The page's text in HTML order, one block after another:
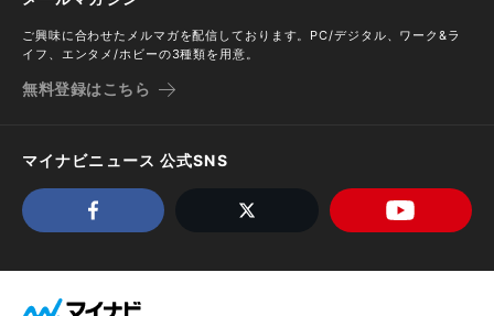
ご興味に合わせたメルマガを配信しております。PC/デジタル、ワーク&ラ
イフ、エンタメ/ホビーの3種類を用意。
無料登録はこちら
マイナビニュース 公式SNS